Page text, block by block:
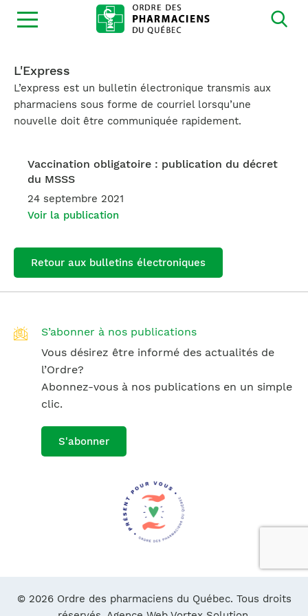
Ouvrir
la
L'Express
L’express est un bulletin électronique transmis aux
pharmaciens sous forme de courriel lorsqu’une
nouvelle doit être communiquée rapidement.
Vaccination obligatoire : publication du décret
du MSSS
24 septembre 2021
Voir la publication
Retour aux bulletins électroniques
S’abonner à nos publications
Vous désirez être informé des actualités de
l’Ordre?
Abonnez-vous à nos publications en un simple
clic.
S'abonner
© 2026 Ordre des pharmaciens du Québec. Tous droits